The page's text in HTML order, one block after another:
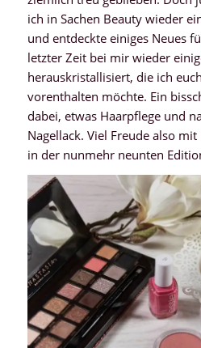
ich in Sachen Beauty wieder
und entdeckte einiges Neues
letzter Zeit bei mir wieder
herauskristallisiert, die ich
vorenthalten möchte. Ein
dabei, etwas Haarpflege und
Nagellack. Viel Freude also
in der nunmehr neunten